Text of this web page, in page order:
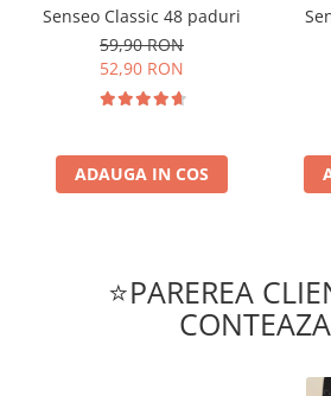
Senseo Classic 48 paduri
59,90 RON
52,90 RON
ADAUGA IN COS
⭐PAREREA